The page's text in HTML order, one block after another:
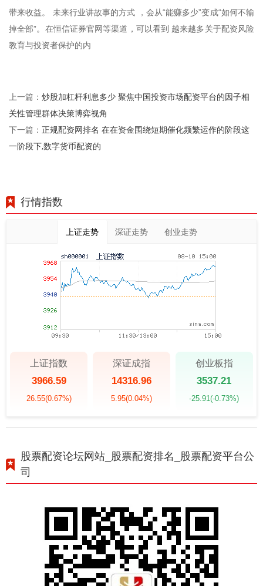
带来收益。 未来行业讲故事的方式 ，会从“能赚多少”变成“如何不输
掉全部”。在恒信证券官网等渠道，可以看到 越来越多关于配资风险
教育与投资者保护的内
上一篇： 炒股加杠杆利息多少 聚焦中国投资市场配资平台的因子相
关性管理群体决策博弈视角
下一篇： 正规配资网排名 在在资金围绕短期催化频繁运作的阶段这
一阶段下,数字货币配资的
行情指数
上证走势 深证走势 创业走势
上证指数
3966.59
26.55(0.67%)
深证成指
14316.96
5.95(0.04%)
创业板指
3537.21
-25.91(-0.73%)
股票配资论坛网站_股票配资排名_股票配资平台公
司